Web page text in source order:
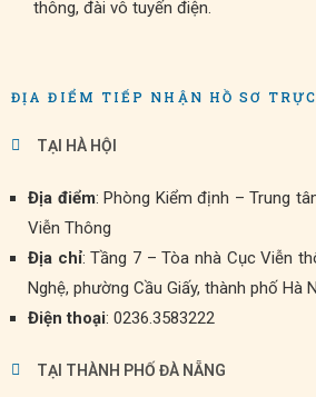
thông, đài vô tuyến điện.
ĐỊA ĐIỂM TIẾP NHẬN HỒ SƠ
TẠI HÀ HỘI
Địa điểm: Phòng Kiểm định – Trung
Viễn Thông
Địa chỉ: Tầng 7 – Tòa nhà Cục Viễn
Nghệ, phường Cầu Giấy, thành phố Hà
Điện thoại: 0236.3583222
TẠI THÀNH PHỐ ĐÀ NẴNG